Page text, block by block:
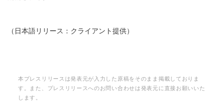
（日本語リリース：クライアント提供）
本プレスリリースは発表元が入力した原稿をそのまま掲載しておりま
す。また、プレスリリースへのお問い合わせは発表元に直接お願いいた
します。